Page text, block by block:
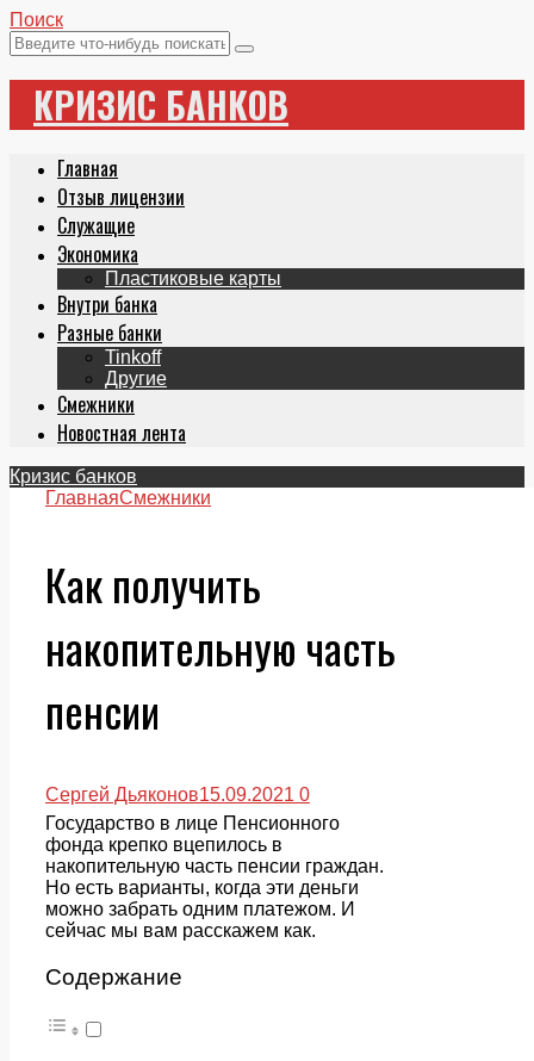
Поиск
КРИЗИС БАНКОВ
Главная
Отзыв лицензии
Служащие
Экономика
Пластиковые карты
Внутри банка
Разные банки
Tinkoff
Другие
Смежники
Новостная лента
Кризис банков
ГлавнаяСмежники
Как получить
накопительную часть
пенсии
Сергей Дьяконов15.09.2021 0
Государство в лице Пенсионного
фонда крепко вцепилось в
накопительную часть пенсии граждан.
Но есть варианты, когда эти деньги
можно забрать одним платежом. И
сейчас мы вам расскажем как.
Содержание